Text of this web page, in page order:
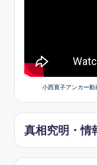
小西寛子アンカー動
真相究明・情